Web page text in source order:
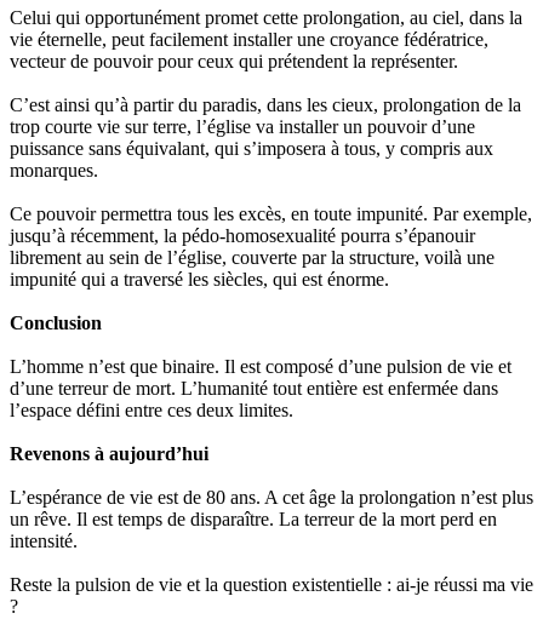
Celui qui opportunément promet cette prolongation, au ciel, dans la
vie éternelle, peut facilement installer une croyance fédératrice,
vecteur de pouvoir pour ceux qui prétendent la représenter.
C’est ainsi qu’à partir du paradis, dans les cieux, prolongation de la
trop courte vie sur terre, l’église va installer un pouvoir d’une
puissance sans équivalant, qui s’imposera à tous, y compris aux
monarques.
Ce pouvoir permettra tous les excès, en toute impunité. Par exemple,
jusqu’à récemment, la pédo-homosexualité pourra s’épanouir
librement au sein de l’église, couverte par la structure, voilà une
impunité qui a traversé les siècles, qui est énorme.
Conclusion
L’homme n’est que binaire. Il est composé d’une pulsion de vie et
d’une terreur de mort. L’humanité tout entière est enfermée dans
l’espace défini entre ces deux limites.
Revenons à aujourd’hui
L’espérance de vie est de 80 ans. A cet âge la prolongation n’est plus
un rêve. Il est temps de disparaître. La terreur de la mort perd en
intensité.
Reste la pulsion de vie et la question existentielle : ai-je réussi ma vie
?